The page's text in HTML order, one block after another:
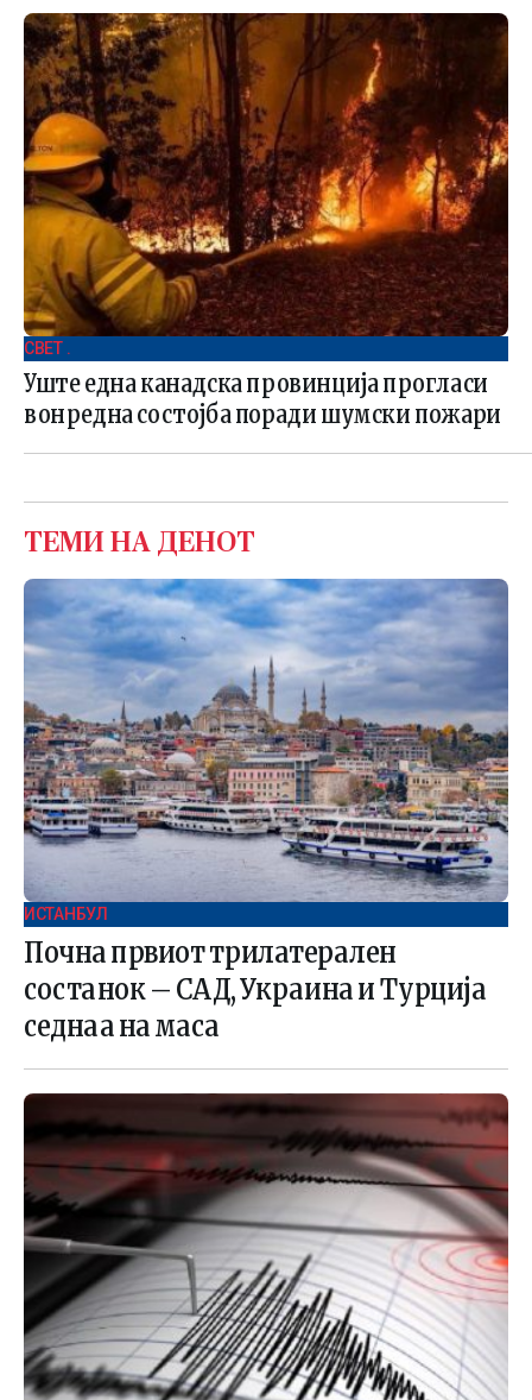
СВЕТ .
Уште една канадска провинција прогласи
вонредна состојба поради шумски пожари
ТЕМИ НА ДЕНОТ
ИСТАНБУЛ
Почна првиот трилатерален
состанок – САД, Украина и Турција
седнаа на маса